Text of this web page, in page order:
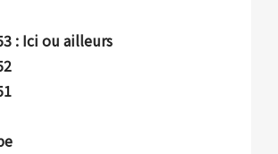
: Ici ou ailleurs